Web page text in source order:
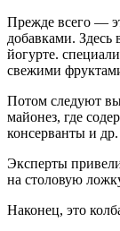
Прежде всего —
добавками. Здесь
йогурте.
свежими
Потом следуют
майонез, где
консерванты и др.
Эксперты
на столовую
Наконец, это